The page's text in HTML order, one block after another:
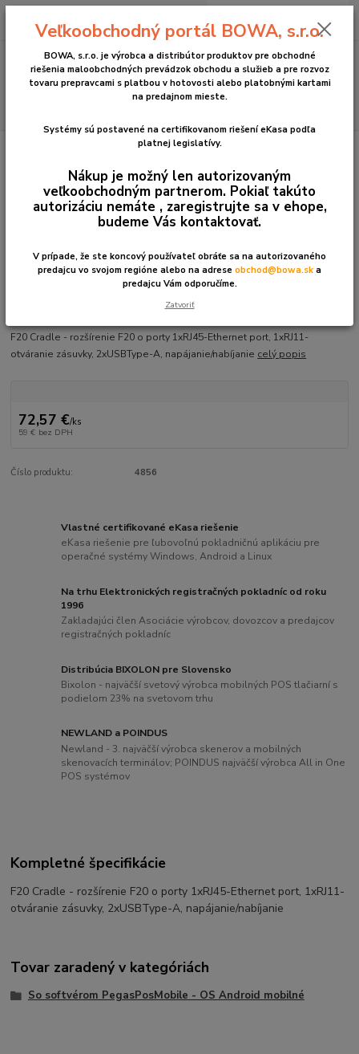
Menu
(Po-Pia, 8:30-17:00 hod.)
za0 €
So softvérom PegasPosMobile - OS Android
F20 Cradle
F20 Cradle - rozšírenie F20 o porty 1xRJ45-Ethernet port, 1xRJ11-
otváranie zásuvky, 2xUSBType-A, napájanie/nabíjanie celý popis
72,57 €/ks
59 € bez DPH
Číslo produktu: 4856
Vlastné certifikované eKasa riešenie
eKasa riešenie pre ľubovoľnú pokladničnú aplikáciu pre
operačné systémy Windows, Android a Linux
Na trhu Elektronických registračných pokladníc od roku
1996
Zakladajúci člen Asociácie výrobcov, dovozcov a predajcov
registračných pokladníc
Distribúcia BIXOLON pre Slovensko
Bixolon - najväčší svetový výrobca mobilných POS tlačiarní s
podielom 23% na svetovom trhu
NEWLAND a POINDUS
Newland - 3. najväčší výrobca skenerov a mobilných
skenovacích terminálov; POINDUS najväčší výrobca All in One
POS systémov
Kompletné špecifikácie
F20 Cradle - rozšírenie F20 o porty 1xRJ45-Ethernet port, 1xRJ11-
otváranie zásuvky, 2xUSBType-A, napájanie/nabíjanie
Tovar zaradený v kategóriách
So softvérom PegasPosMobile - OS Android mobilné
Veľkoobchodný portál BOWA, s.r.o.
BOWA, s.r.o. je výrobca a distribútor produktov pre obchodné
riešenia maloobchodných prevádzok obchodu a služieb a pre rozvoz
tovaru prepravcami s platbou v hotovosti alebo platobnými kartami
na predajnom mieste.
Systémy sú postavené na certifikovanom riešení eKasa podľa
platnej legislatívy.
Nákup je možný len autorizovaným
veľkoobchodným partnerom. Pokiaľ takúto
autorizáciu nemáte , zaregistrujte sa v ehope,
budeme Vás kontaktovať.
V prípade, že ste koncový používateľ obráťe sa na autorizovaného
predajcu vo svojom regióne alebo na adrese obchod@bowa.sk a
predajcu Vám odporučíme.
Zatvoriť